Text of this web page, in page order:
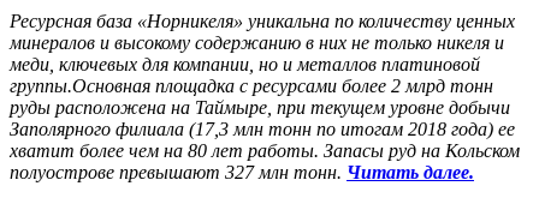
Ресурсная база «Норникеля» уникальна по количеству ценных
минералов и высокому содержанию в них не только никеля и
меди, ключевых для компании, но и металлов платиновой
группы.Основная площадка с ресурсами более 2 млрд тонн
руды расположена на Таймыре, при текущем уровне добычи
Заполярного филиала (17,3 млн тонн по итогам 2018 года) ее
хватит более чем на 80 лет работы. Запасы руд на Кольском
полуострове превышают 327 млн тонн. Читать далее.